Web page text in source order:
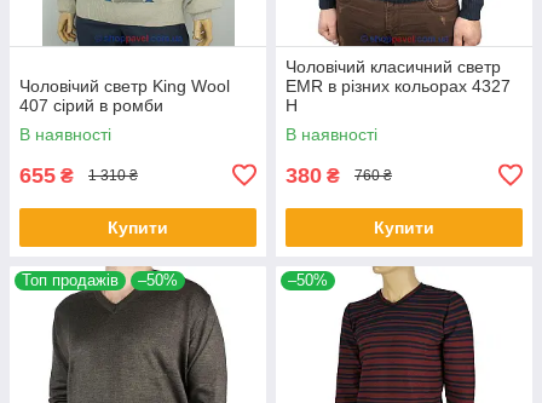
Чоловічий светр King Wool
407 сірий в ромби
В наявності
655 ₴ 1 310 ₴
Купити
Чоловічий класичний светр
EMR в різних кольорах 4327
Н
В наявності
380 ₴ 760 ₴
Купити
Топ продажів –50% –50%